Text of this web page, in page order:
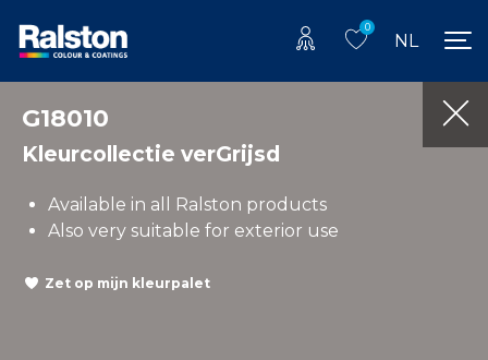
0
NL
G18010
Kleurcollectie verGrijsd
Available in all Ralston products
Also very suitable for exterior use
Zet op mijn kleurpalet